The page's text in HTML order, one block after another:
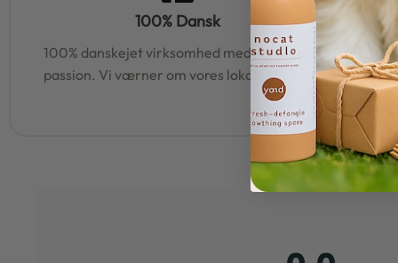
100% Dansk
100% danskejet virksomhed med hjerte og
passion. Vi værner om vores lokale rødder
95% af